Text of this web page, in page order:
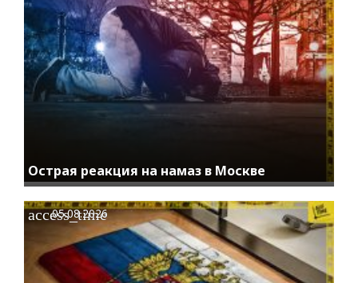
Острая реакция на намаз в Москве
access_time
05.08.2026